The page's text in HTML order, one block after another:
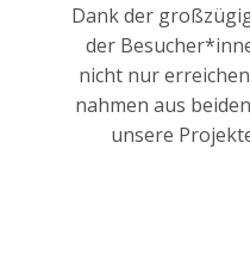
Dank der
der
nicht nur
nah­men aus
unse­re